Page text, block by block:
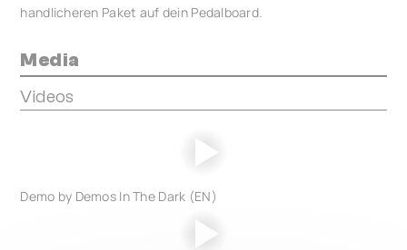
handlicheren Paket auf dein Pedalboard.
Media
Videos
Demo by Demos In The Dark (EN)